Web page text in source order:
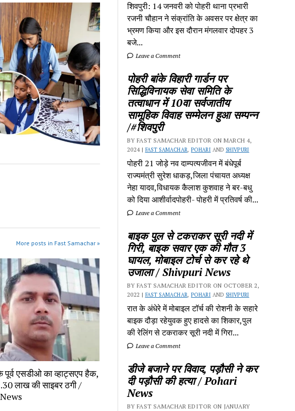
More posts in Fast Samachar »
पूर्व एसडीओ का व्हाट्सएप हैक,
लाख की साइबर ठगी /
शिवपुरी: 14 जनवरी को पोहरी थाना प्रभारी
रजनी चौहान ने संक्रांति के अवसर पर क्षेत्र का
भ्रमण किया और इस दौरान मंगलवार दोपहर 3
बजे...
Leave a Comment
पोहरी बांके विहारी गार्डन पर
सिद्धिविनायक सेवा समिति के
तत्वाधान में 10वा सर्वजातीय
सामूहिक विवाह सम्मेलन हुआ सम्पन्न
/#शिवपुरी
BY FAST SAMACHAR EDITOR ON MARCH 4,
2024 | FAST SAMACHAR, POHARI AND SHIVPURI
पोहरी 21 जोड़े नव दाम्पत्यजीवन में बंधेपूर्ब
राज्यमंत्री सुरेश धाकड़,जिला पंचायत अध्यक्ष
नेहा यादव,विधायक कैलाश कुशवाह ने बर-बधु
को दिया आशीर्वादपोहरी- पोहरी में प्रतिवर्ष की...
Leave a Comment
बाइक पुल से टकराकर सूरी नदी में
गिरी, बाइक सवार एक की मौत 3
घायल, मोबाइल टोर्च से कर रहे थे
उजाला / Shivpuri News
BY FAST SAMACHAR EDITOR ON OCTOBER 2,
2022 | FAST SAMACHAR, POHARI AND SHIVPURI
रात के अंधेरे में मोबाइल टॉर्च की रोशनी के सहारे
बाइक दौड़ा रहेयुवक हुए हादसे का शिकार,पुल
की रेलिंग से टकराकर सूरी नदी में गिरा...
Leave a Comment
डीजे बजाने पर विवाद, पड़ौसी ने कर
दी पड़ौसी की हत्या / Pohari
News
BY FAST SAMACHAR EDITOR ON JANUARY